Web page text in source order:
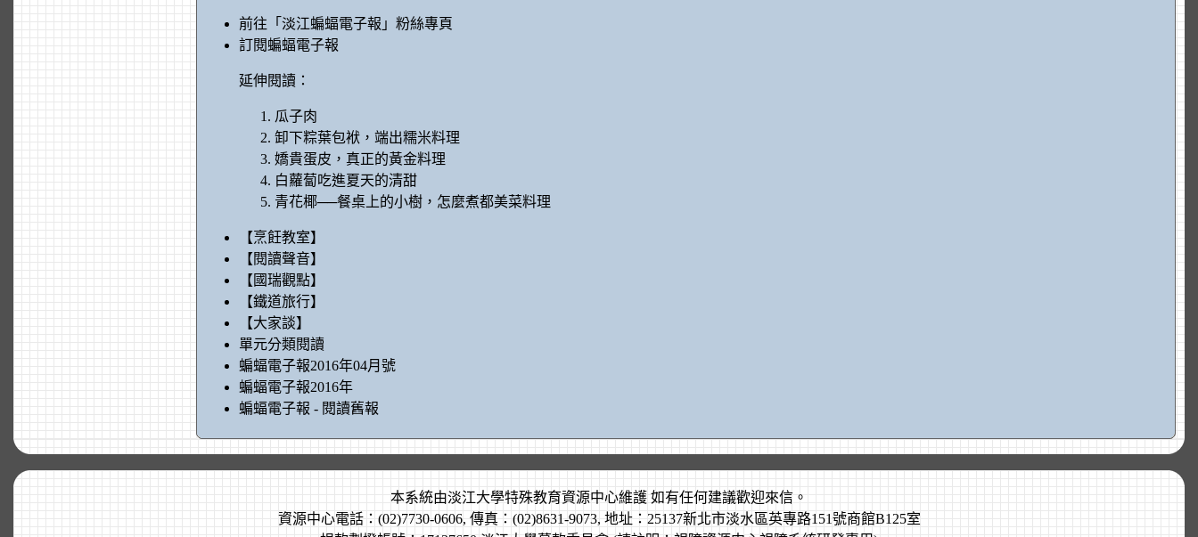
前往「淡江蝙蝠電子報」粉絲專頁
訂閱蝙蝠電子報
延伸閱讀：
瓜子肉
卸下粽葉包袱，端出糯米料理
嬌貴蛋皮，真正的黃金料理
白蘿蔔吃進夏天的清甜
青花椰──餐桌上的小樹，怎麼煮都美菜料理
【烹飪教室】
【閱讀聲音】
【國瑞觀點】
【鐵道旅行】
【大家談】
單元分類閱讀
蝙蝠電子報2016年04月號
蝙蝠電子報2016年
蝙蝠電子報 - 閱讀舊報
本系統由淡江大學特殊教育資源中心維護 如有任何建議歡迎來信 。
資源中心電話：(02)7730-0606, 傳真：(02)8631-9073, 地址：25137新北市淡水區英專路151號商館B125室